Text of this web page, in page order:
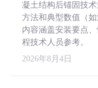
凝土结构后锚固技
方法和典型数值（如
内容涵盖安装要点
程技术人员参考。
2026年8月4日